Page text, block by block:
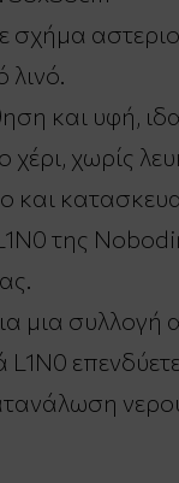
σχήμα
λινό.
και υφή,
χέρι, χωρίς
και
της
μια συλλογή